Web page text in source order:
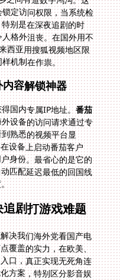
机制在作祟。
容解锁神器
国内专属IP地址。番茄
设备的访问请求通过专
你看到熟悉的视频平台显
要在设备上启动番茄客户
用户身份。最省心的是它的
自动匹配延迟最低的回国线
剧打游戏难题
决我们海外党看国产电
覆盖的实力，在欧美、
口，真正实现无死角连
方案，特别区分影音娱
《长津湖》时不会因为